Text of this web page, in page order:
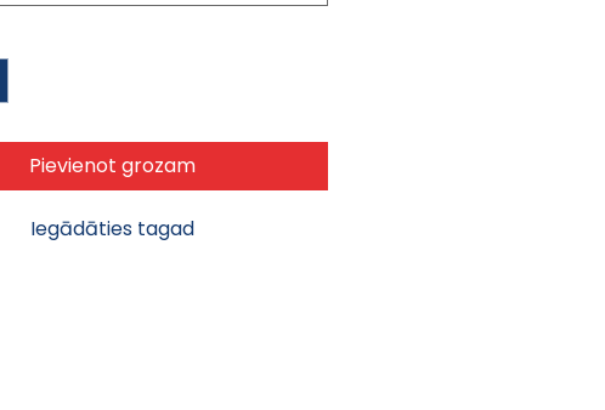
Pievienot grozam
Iegādāties tagad